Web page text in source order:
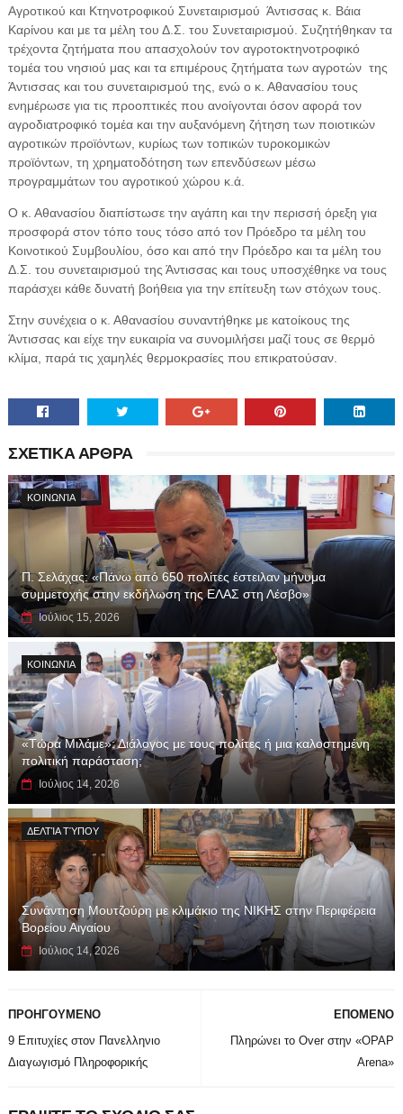
Αγροτικού και Κτηνοτροφικού Συνεταιρισμού Άντισσας κ. Βάια
Καρίνου και με τα μέλη του Δ.Σ. του Συνεταιρισμού. Συζητήθηκαν τα
τρέχοντα ζητήματα που απασχολούν τον αγροτοκτηνοτροφικό
τομέα του νησιού μας και τα επιμέρους ζητήματα των αγροτών της
Άντισσας και του συνεταιρισμού της, ενώ ο κ. Αθανασίου τους
ενημέρωσε για τις προοπτικές που ανοίγονται όσον αφορά τον
αγροδιατροφικό τομέα και την αυξανόμενη ζήτηση των ποιοτικών
αγροτικών προϊόντων, κυρίως των τοπικών τυροκομικών
προϊόντων, τη χρηματοδότηση των επενδύσεων μέσω
προγραμμάτων του αγροτικού χώρου κ.ά.
Ο κ. Αθανασίου διαπίστωσε την αγάπη και την περισσή όρεξη για
προσφορά στον τόπο τους τόσο από τον Πρόεδρο τα μέλη του
Κοινοτικού Συμβουλίου, όσο και από την Πρόεδρο και τα μέλη του
Δ.Σ. του συνεταιρισμού της Άντισσας και τους υποσχέθηκε να τους
παράσχει κάθε δυνατή βοήθεια για την επίτευξη των στόχων τους.
Στην συνέχεια ο κ. Αθανασίου συναντήθηκε με κατοίκους της
Άντισσας και είχε την ευκαιρία να συνομιλήσει μαζί τους σε θερμό
κλίμα, παρά τις χαμηλές θερμοκρασίες που επικρατούσαν.
ΣΧΕΤΙΚΑ ΑΡΘΡΑ
ΚΟΙΝΩΝΊΑ
Π. Σελάχας: «Πάνω από 650 πολίτες έστειλαν μήνυμα
συμμετοχής στην εκδήλωση της ΕΛΑΣ στη Λέσβο»
Ιούλιος 15, 2026
ΚΟΙΝΩΝΊΑ
«Τώρα Μιλάμε»: Διάλογος με τους πολίτες ή μια καλοστημένη
πολιτική παράσταση;
Ιούλιος 14, 2026
ΔΕΛΤΊΑ ΤΎΠΟΥ
Συνάντηση Μουτζούρη με κλιμάκιο της ΝΙΚΗΣ στην Περιφέρεια
Βορείου Αιγαίου
Ιούλιος 14, 2026
ΕΠΟΜΕΝΟ
Πληρώνει το Over στην «OPAP
Arena»
ΠΡΟΗΓΟΥΜΕΝΟ
9 Επιτυχίες στον Πανελληνιο
Διαγωγισμό Πληροφορικής